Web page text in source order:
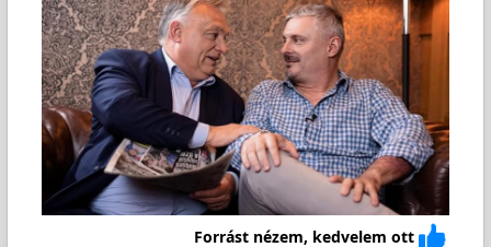
Forrást nézem, kedvelem ott